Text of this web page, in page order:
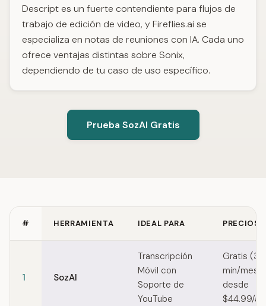
Descript es un fuerte contendiente para flujos de
trabajo de edición de video, y Fireflies.ai se
especializa en notas de reuniones con IA. Cada uno
ofrece ventajas distintas sobre Sonix,
dependiendo de tu caso de uso específico.
Prueba SozAI Gratis
# HERRAMIENTA IDEAL PARA PRECIOS
1 SozAI
Transcripción
Móvil con
Soporte de
YouTube
Gratis (30
min/mes)
desde
$44.99/